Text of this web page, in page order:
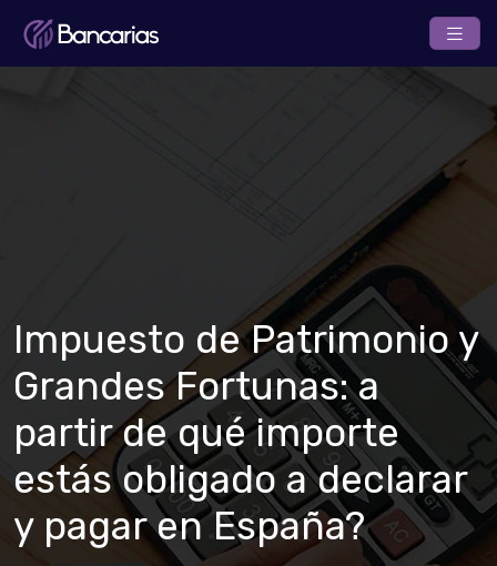
Impuesto de Patrimonio y
Grandes Fortunas: a
partir de qué importe
estás obligado a declarar
y pagar en España?